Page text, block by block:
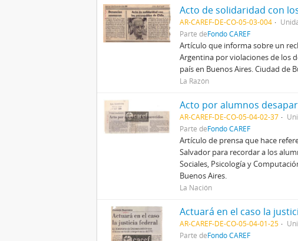
Acto de solidaridad con
AR-CAREF-DE-CO-05-03-004
Parte deFondo CAREF
Artículo que informa sobre un
Argentina por violaciones de los
país en Buenos Aires. Ciudad de
La Razón
Acto por alumnos
AR-CAREF-DE-CO-05-04-02-37
Parte deFondo CAREF
Artículo de prensa que hace
Salvador para recordar a los
Sociales, Psicología y
Buenos Aires.
La Nación
Actuará en el caso la
AR-CAREF-DE-CO-05-04-01-25
Parte deFondo CAREF